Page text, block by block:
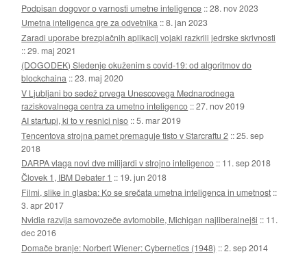
Podpisan dogovor o varnosti umetne inteligence ::28. nov 2023
Umetna inteligenca gre za odvetnika ::8. jan 2023
Zaradi uporabe brezplačnih aplikacij vojaki razkrili jedrske skrivnosti
::29. maj 2021
(DOGODEK) Sledenje okuženim s covid-19: od algoritmov do
blockchaina ::23. maj 2020
V Ljubljani bo sedež prvega Unescovega Mednarodnega
raziskovalnega centra za umetno inteligenco ::27. nov 2019
AI startupi, ki to v resnici niso ::5. mar 2019
Tencentova strojna pamet premaguje tisto v Starcraftu 2 ::25. sep
2018
DARPA vlaga novi dve milijardi v strojno inteligenco :: 11. sep 2018
Človek 1, IBM Debater 1 :: 19. jun 2018
Filmi, slike in glasba: Ko se srečata umetna inteligenca in umetnost ::
3. apr 2017
Nvidia razvija samovozeče avtomobile, Michigan najliberalnejši :: 11.
dec 2016
Domače branje: Norbert Wiener: Cybernetics (1948) ::2. sep 2014